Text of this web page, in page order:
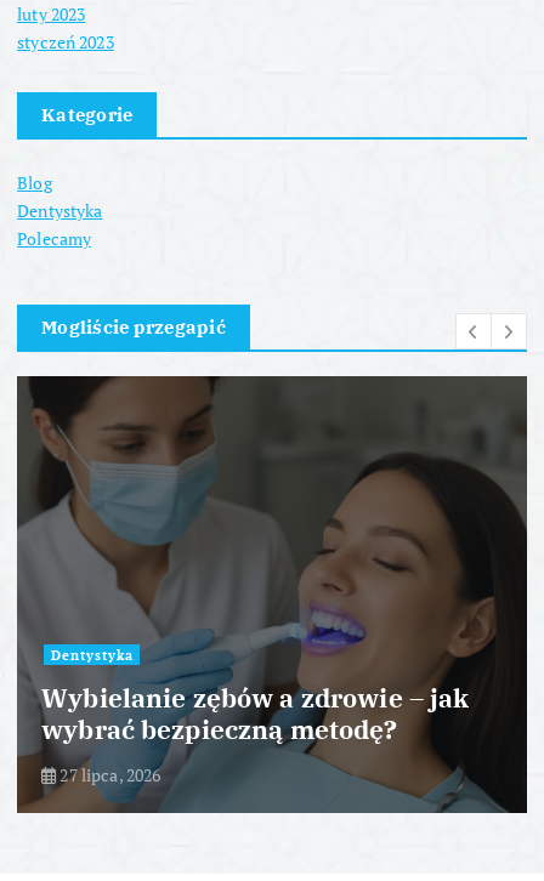
luty 2023
styczeń 2023
Kategorie
Blog
Dentystyka
Polecamy
Mogliście przegapić
Dentystyka
Wybielanie zębów a zdrowie – jak
wybrać bezpieczną metodę?
27 lipca, 2026